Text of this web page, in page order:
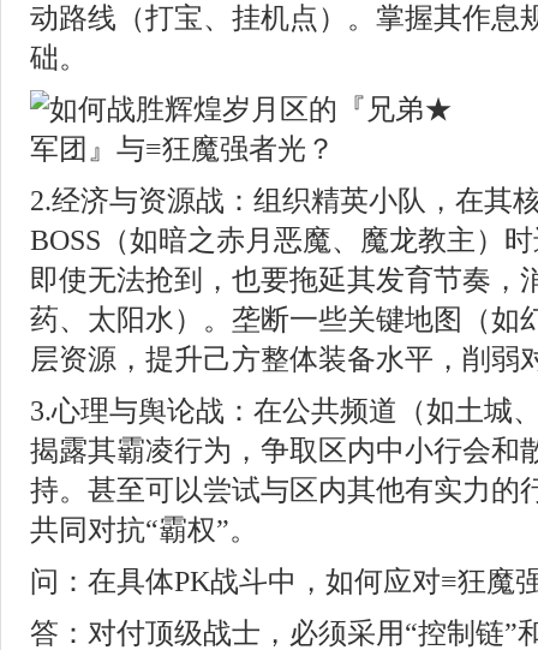
动路线（打宝、挂机点）。掌握其作息
础。
2.经济与资源战：组织精英小队，在其
BOSS（如暗之赤月恶魔、魔龙教主）
即使无法抢到，也要拖延其发育节奏，
药、太阳水）。垄断一些关键地图（如
层资源，提升己方整体装备水平，削弱
3.心理与舆论战：在公共频道（如土城
揭露其霸凌行为，争取区内中小行会和
持。甚至可以尝试与区内其他有实力的
共同对抗“霸权”。
问：在具体PK战斗中，如何应对≡狂魔
答：对付顶级战士，必须采用“控制链”